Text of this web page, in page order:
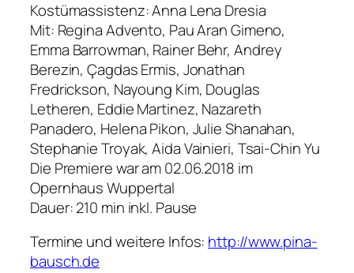
Kostümassistenz: Anna Lena Dresia
Mit: Regina Advento, Pau Aran Gimeno,
Emma Barrowman, Rainer Behr, Andrey
Berezin, Çagdas Ermis, Jonathan
Fredrickson, Nayoung Kim, Douglas
Letheren, Eddie Martinez, Nazareth
Panadero, Helena Pikon, Julie Shanahan,
Stephanie Troyak, Aida Vainieri, Tsai-Chin Yu
Die Premiere war am 02.06.2018 im
Opernhaus Wuppertal
Dauer: 210 min inkl. Pause
Termine und weitere Infos: http://www.pina-
bausch.de